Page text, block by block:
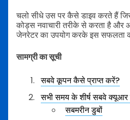
चलो सीधे उस पर कैसे डाइव करते हैं
कोड्स नवाचारी तरीके से करता है
जेनरेटर का उपयोग करके इस सफलता
सामग्री का सूची
सबवे कूपन कैसे प्राप्त करें?
सभी समय के शीर्ष सबवे क्यूआर
सबमरीन डुबों